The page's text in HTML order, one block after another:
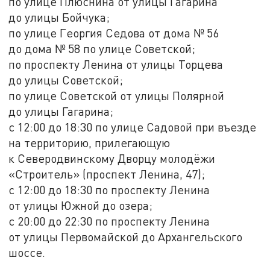
до улицы Бойчука;
по улице Георгия Седова от дома № 56
до дома № 58 по улице Советской;
по проспекту Ленина от улицы Торцева
до улицы Советской;
по улице Советской от улицы Полярной
до улицы Гагарина;
с 12:00 до 18:30 по улице Садовой при въезде
на территорию, прилегающую
к Северодвинскому Дворцу молодёжи
«Строитель» (проспект Ленина, 47);
с 12:00 до 18:30 по проспекту Ленина
от улицы Южной до озера;
с 20:00 до 22:30 по проспекту Ленина
от улицы Первомайской до Архангельского
шоссе.